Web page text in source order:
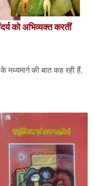
को अभिव्यक्त करतीं
मध्यमार्ग की बात कह रही हैं,